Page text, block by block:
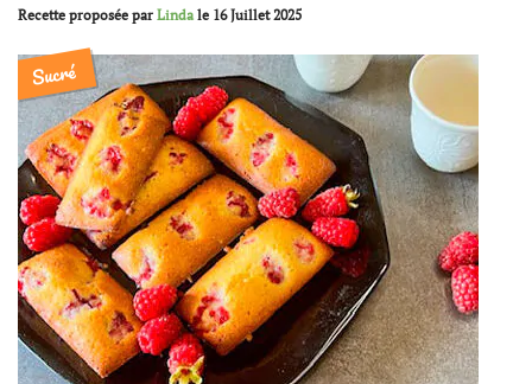
Recette proposée par Linda le 16 Juillet 2025
Sucré